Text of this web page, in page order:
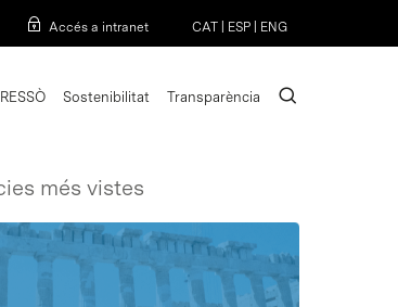
Accés a intranet CAT ESP ENG
RESSÒ Sostenibilitat Transparència search
més vistes